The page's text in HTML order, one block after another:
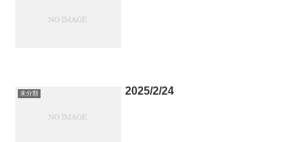
未分類 2025/2/24